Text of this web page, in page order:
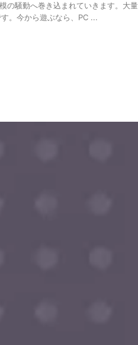
の騒動へ巻き込まれていきます。大
。今から遊ぶなら、PC ...